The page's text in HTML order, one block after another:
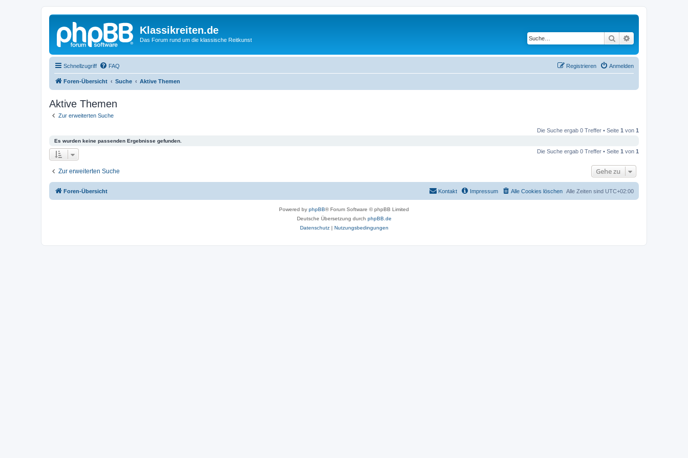
Klassikreiten.de
Das Forum rund um die klassische Reitkunst Suche
Schnellzugriff FAQ Anmelden
Registrieren
Foren-Übersicht Suche Aktive Themen
Aktive Themen
Zur erweiterten Suche
Die Suche ergab 0 Treffer • Seite 1 von 1
Es wurden keine passenden Ergebnisse gefunden.
Die Suche ergab 0 Treffer • Seite 1 von 1
Zur erweiterten Suche Gehe zu
Foren-Übersicht Alle Zeiten sind UTC+02:00
Alle Cookies löschen
Impressum
Kontakt
Powered by phpBB® Forum Software © phpBB Limited
Deutsche Übersetzung durch phpBB.de
Datenschutz| Nutzungsbedingungen